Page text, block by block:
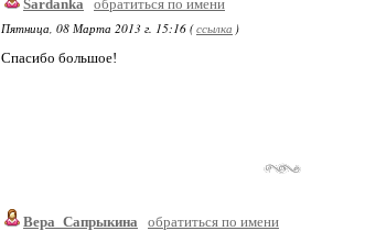
Sardanka
обратиться по имени
Пятница, 08 Марта 2013 г. 15:16 (ссылка )
Спасибо большое!
Вера_Сапрыкина
обратиться по имени